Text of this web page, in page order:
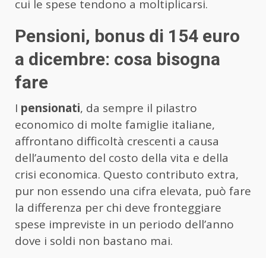
cui le spese tendono a moltiplicarsi.
Pensioni, bonus di 154 euro
a dicembre: cosa bisogna
fare
I pensionati, da sempre il pilastro
economico di molte famiglie italiane,
affrontano difficoltà crescenti a causa
dell’aumento del costo della vita e della
crisi economica. Questo contributo extra,
pur non essendo una cifra elevata, può fare
la differenza per chi deve fronteggiare
spese impreviste in un periodo dell’anno
dove i soldi non bastano mai.